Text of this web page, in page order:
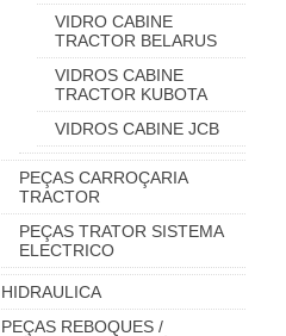
VIDRO CABINE
TRACTOR BELARUS
VIDROS CABINE
TRACTOR KUBOTA
VIDROS CABINE JCB
PEÇAS CARROÇARIA
TRACTOR
PEÇAS TRATOR SISTEMA
ELECTRICO
HIDRAULICA
PEÇAS REBOQUES /